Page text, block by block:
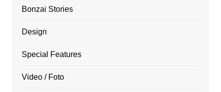
Bonzai Stories
Design
Special Features
Video / Foto